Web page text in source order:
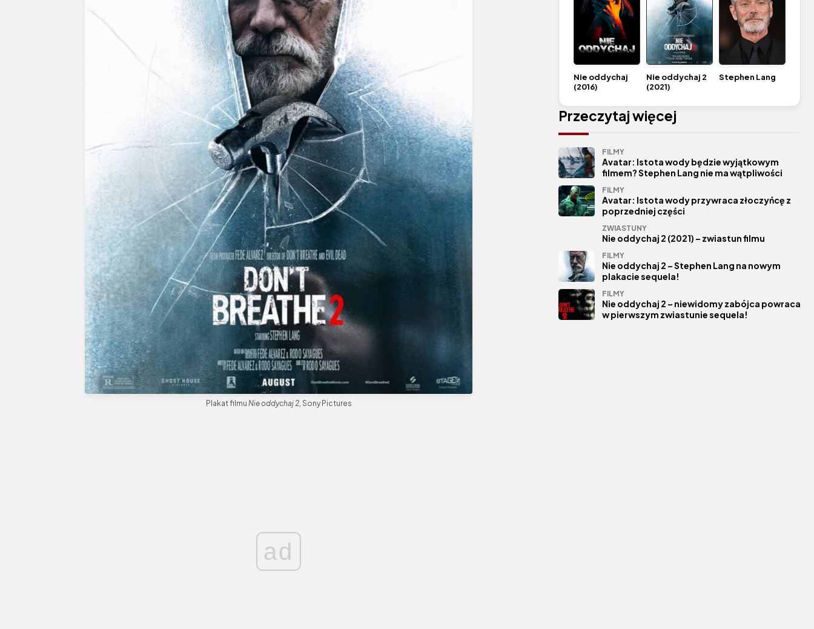
Plakat filmu Nie oddychaj 2, Sony Pictures
ad
Nie oddychaj
(2016)
Nie oddychaj 2
(2021)
Stephen Lang
Przeczytaj więcej
FILMY
Avatar: Istota wody będzie wyjątkowym
filmem? Stephen Lang nie ma wątpliwości
FILMY
Avatar: Istota wody przywraca złoczyńcę z
poprzedniej części
ZWIASTUNY
Nie oddychaj 2 (2021) – zwiastun filmu
FILMY
Nie oddychaj 2 – Stephen Lang na nowym
plakacie sequela!
FILMY
Nie oddychaj 2 – niewidomy zabójca powraca
w pierwszym zwiastunie sequela!